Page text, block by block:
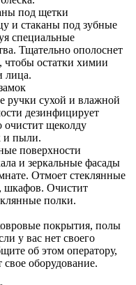
под щетки
и стаканы под зубные
специальные
Тщательно ополоснет
чтобы остатки химии
лица.
ручки сухой и влажной
дезинфицирует
очистит щеколду
и пыли.
поверхности
и зеркальные фасады
Отмоет стеклянные
шкафов. Очистит
полки.
покрытия, полы
у вас нет своего
об этом оператору,
оборудование.